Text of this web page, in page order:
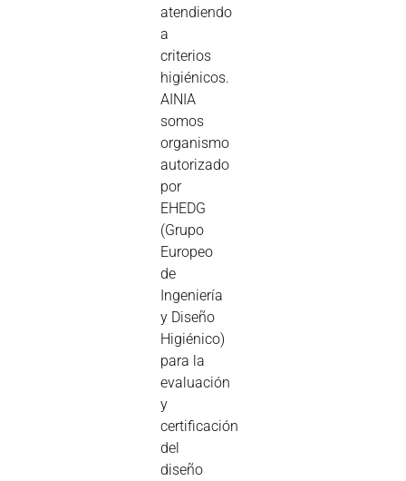
atendiendo
a
criterios
higiénicos.
AINIA
somos
organismo
autorizado
por
EHEDG
(Grupo
Europeo
de
Ingeniería
y Diseño
Higiénico)
para la
evaluación
y
certificación
del
diseño